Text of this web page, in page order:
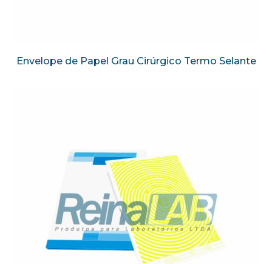
Envelope de Papel Grau Cirúrgico Termo Selante